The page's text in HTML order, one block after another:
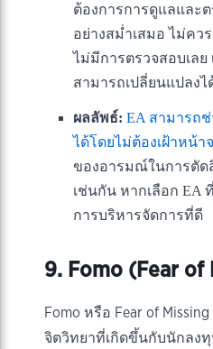
ต้องการการดูแลและ
อย่างสม่ำเสมอ ไม่คว
ไม่มีการตรวจสอบเลย
สามารถเปลี่ยนแปลงไ
ผลลัพธ์: EA สามารถ
ได้โดยไม่ต้องเฝ้าหน้า
ของอารมณ์ในการตัด
เช่นกัน หากเลือก EA
การบริหารจัดการที่ดี
9. Fomo (Fear of
Fomo หรือ Fear of
จิตวิทยาที่เกิดขึ้นกับนักลงทุ